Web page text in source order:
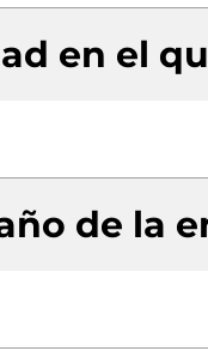
en el
de la